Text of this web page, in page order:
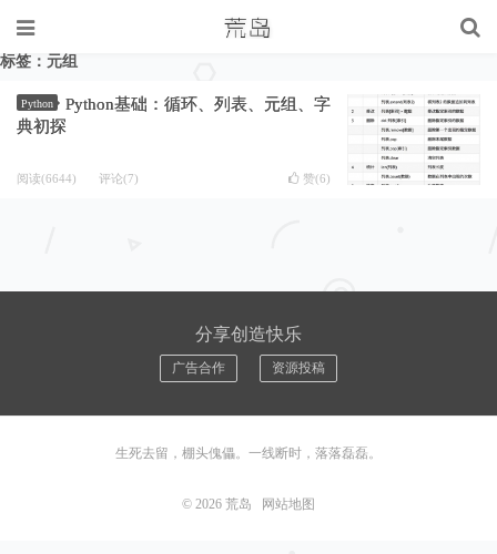
标签：元组
Python
Python基础：循环、列表、元组、字
典初探
阅读(6644) 评论(7) 赞(6)
分享创造快乐
广告合作 资源投稿
生死去留，棚头傀儡。一线断时，落落磊磊。
© 2026 荒岛 网站地图